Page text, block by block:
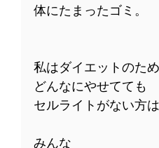
体にたまったゴミ。
私はダイエットのた
どんなにやせてても
セルライトがない方は
みんな